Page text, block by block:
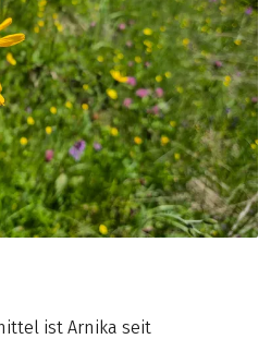
ist Arnika seit